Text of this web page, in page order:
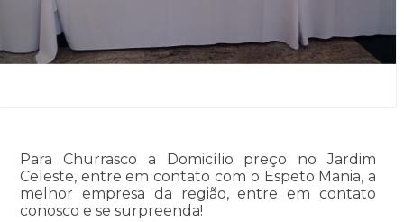
Para Churrasco a Domicílio preço no Jardim
Celeste, entre em contato com o Espeto Mania, a
melhor empresa da região, entre em contato
conosco e se surpreenda!